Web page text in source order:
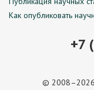
Как опубликовать
+7
©